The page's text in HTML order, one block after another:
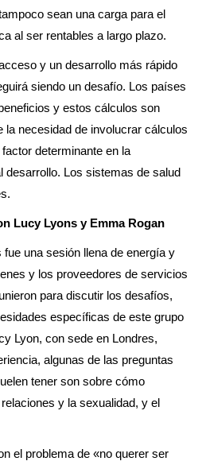
sean una carga para el
al ser rentables a largo plazo.
y un desarrollo más rápido
siendo un desafío. Los países
y estos cálculos son
la necesidad de involucrar cálculos
determinante en la
desarrollo. Los sistemas de salud
Lucy Lyons y Emma Rogan
una sesión llena de energía y
y los proveedores de servicios
para discutir los desafíos,
específicas de este grupo
Lyon, con sede en Londres,
algunas de las preguntas
tener son sobre cómo
y la sexualidad, y el
el problema de «no querer ser